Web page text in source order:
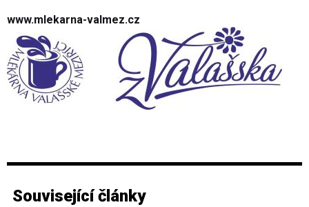
www.mlekarna-valmez.cz
Související články